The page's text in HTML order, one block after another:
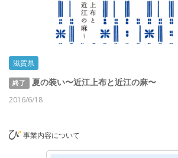
滋賀県
終了 夏の装い〜近江上布と近江の麻〜
2016/6/18
事業内容について